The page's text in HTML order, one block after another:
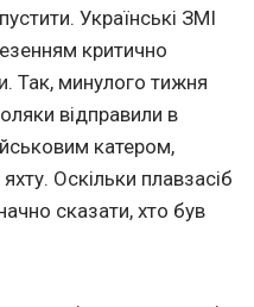
Українські ЗМІ
критично
Так, минулого тижня
відправили в
катером,
Оскільки плавзасіб
сказати, хто був